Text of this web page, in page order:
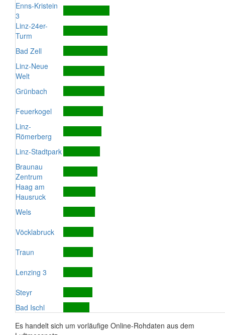
Enns-Kristein
3
Linz-24er-
Turm
Bad Zell
Linz-Neue
Welt
Grünbach
Feuerkogel
Linz-
Römerberg
Linz-Stadtpark
Braunau
Zentrum
Haag am
Hausruck
Wels
Vöcklabruck
Traun
Lenzing 3
Steyr
Bad Ischl
Es handelt sich um vorläufige Online-Rohdaten aus dem